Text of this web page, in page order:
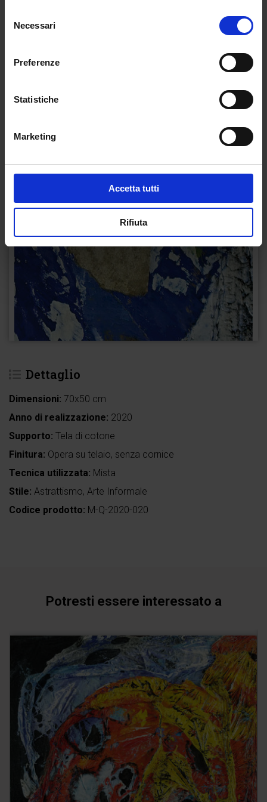
delNecessari
Preferenze
Statistiche
Marketing
Accetta tutti
Rifiuta
Dettaglio
Dimensioni: 70x50 cm
Anno di realizzazione: 2020
Supporto: Tela di cotone
Finitura: Opera su telaio, senza cornice
Tecnica utilizzata: Mista
Stile: Astrattismo, Arte Informale
Codice prodotto: M-Q-2020-020
Potresti essere interessato a